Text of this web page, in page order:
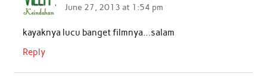
o
k
p
n
June 27, 2013 at 1:54 pm
kayaknya lucu banget filmnya…salam
Reply